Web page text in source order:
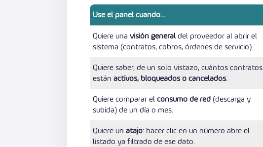
Use el panel cuando…
Quiere una visión generaldel proveedor al abrir el
sistema (contratos, cobros, órdenes de servicio).
Quiere saber, de un solo vistazo, cuántos contratos
están activos, bloqueados o cancelados.
Quiere comparar elconsumo de red (descarga y
subida) de un día o mes.
Quiere un atajo: hacer clic en un número abre el
listado ya filtrado de ese dato.